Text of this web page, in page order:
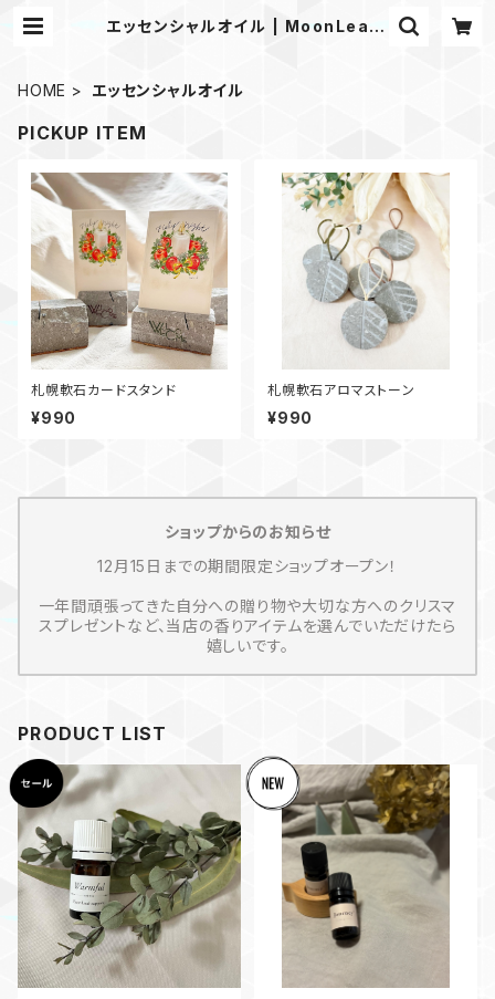
エッセンシャルオイル | MoonLeafs
HOME エッセンシャルオイル
PICKUP ITEM
札幌軟石カードスタンド
¥990
札幌軟石アロマストーン
¥990
ショップからのお知らせ
12月15日までの期間限定ショップオープン！
一年間頑張ってきた自分への贈り物や大切な方へのクリスマ
スプレゼントなど、当店の香りアイテムを選んでいただけたら
嬉しいです。
PRODUCT LIST